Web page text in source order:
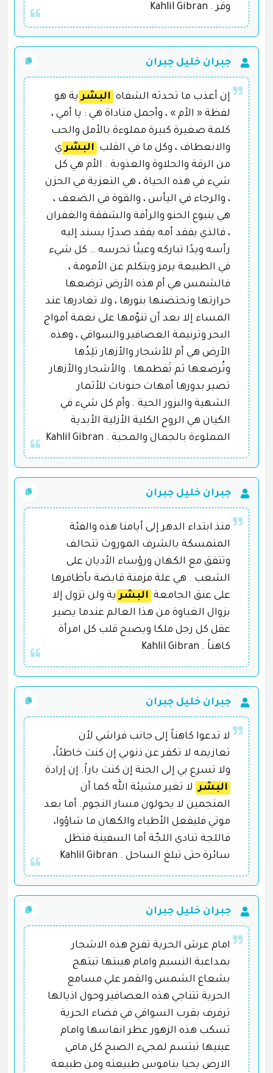
وقر . Kahlil Gibran
جبران خليل جبران
إن أعذب ما تحدثه الشفاه البشر ية هو
لفظة « الأم » ، وأجمل مناداة هي : يا أمي ،
كلمة صغيرة كبيرة مملوءة بالأمل والحب
والانعطاف ، وكل ما في القلب البشر ي
من الرقة والحلاوة والعذوبة . الأم هي كل
شيء في هذه الحياة ، هي التعزية في الحزن
، والرجاء في اليأس ، والقوة في الضعف ،
هي ينبوع الحنو والرأفة والشفقة والغفران
، فالذي يفقد أمه يفقد صدرًا يسند إليه
رأسه ويدًا تباركه وعينًا تحرسه … كل شيء
في الطبيعة يرمز ويتكلم عن الأمومة ،
فالشمس هي أم هذه الأرض ترضعها
حرارتها وتحتضنها بنورها ، ولا تغادرها عند
المساء إلا بعد أن تنوّمها على نغمة أمواج
البحر وترنيمة العصافير والسواقي ، وهذه
الأرض هي أم للأشجار والأزهار تلِدُها
وتُرضعها ثم تَفطمها . والأشجار والأزهار
تصير بدورها أمهات حنونات للأثمار
الشهية والبزور الحية . وأم كل شيء في
الكيان هي الروح الكلية الأزلية الأبدية
المملوءة بالجمال والمحبة . Kahlil Gibran
جبران خليل جبران
منذ ابتداء الدهر إلى أيامنا هذه والفئة
المتمسكة بالشرف الموروث تتحالف
وتتفق مع الكهان ورؤساء الأديان على
الشعب . هي علة مزمنة قابضة بأظافرها
على عنق الجامعة البشر ية ولن تزول إلا
بزوال الغباوة من هذا العالم عندما يصير
عقل كل رجل ملكا ويصبح قلب كل امرأة
كاهناً . Kahlil Gibran
جبران خليل جبران
لا تدعوا كاهناً إلى جانب فراشي لأن
تعازيمه لا تكفر عن ذنوبي إن كنت خاطئاً،
ولا تسرع بي إلى الجنة إن كنت باراً. إن إرادة
البشر لا تغير مشيئة الله كما أن
المنجمين لا يحولون مسار النجوم. أما بعد
موتي فليفعل الأطباء والكهان ما شاؤوا،
فاللجة تنادي اللجّة أما السفينة فتظل
سائرة حتى تبلغ الساحل . Kahlil Gibran
جبران خليل جبران
امام عرش الحرية تفرح هذه الاشجار
بمداعبة النسيم وامام هيبتها تبتهج
بشعاع الشمس والقمر علي مسامع
الحرية تتناجي هذه العصافير وحول اذيالها
ترفرف بقرب السواقي في فضاء الحرية
تسكب هذه الزهور عطر انفاسها وامام
عينيها تبتسم لمجيء الصبح كل مافي
الارض يحيا بناموس طبيعته ومن طبيعة